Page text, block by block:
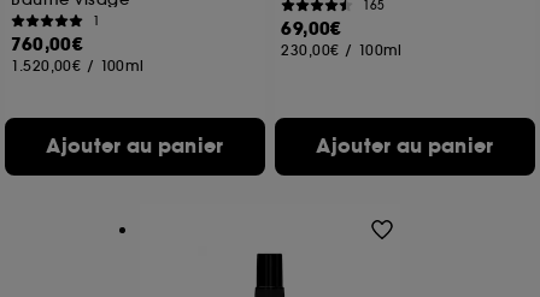
1
760,00€
1.520,00€ / 100ml
Ajouter au panier
165
69,00€
230,00€ / 100ml
Ajouter au panier